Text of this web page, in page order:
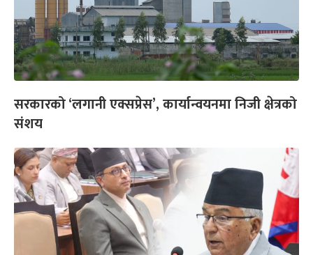
सरकारको ‘लगानी एक्सप्रेस’, कार्यान्वयनमा निजी क्षेत्रको
संशय